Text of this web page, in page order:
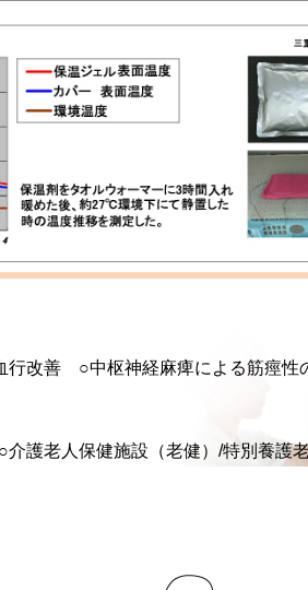
改善 ○中枢神経麻痺による筋痙性
老人保健施設（老健）/特別養護老